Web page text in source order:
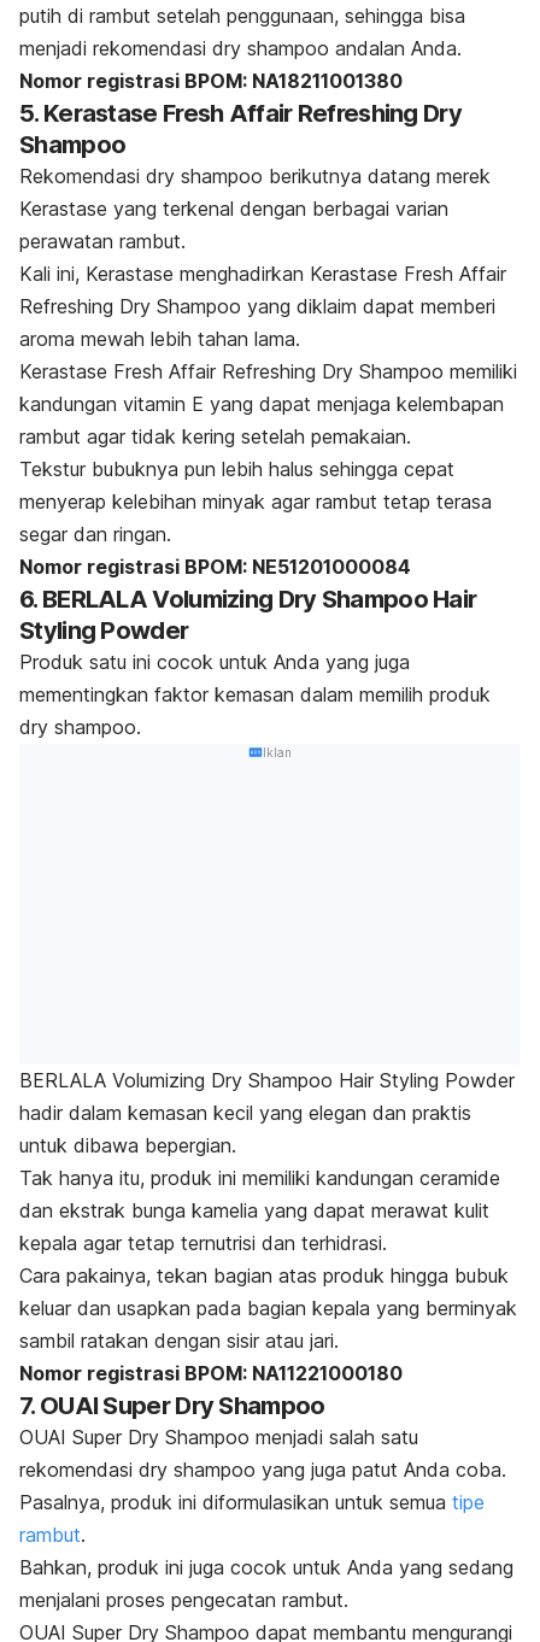
putih di rambut setelah penggunaan, sehingga bisa
menjadi rekomendasi dry shampoo andalan Anda.
Nomor registrasi BPOM: NA18211001380
5. Kerastase Fresh Affair Refreshing Dry
Shampoo
Rekomendasi dry shampoo berikutnya datang merek
Kerastase yang terkenal dengan berbagai varian
perawatan rambut.
Kali ini, Kerastase menghadirkan Kerastase Fresh Affair
Refreshing Dry Shampoo yang diklaim dapat memberi
aroma mewah lebih tahan lama.
Kerastase Fresh Affair Refreshing Dry Shampoo memiliki
kandungan vitamin E yang dapat menjaga kelembapan
rambut agar tidak kering setelah pemakaian.
Tekstur bubuknya pun lebih halus sehingga cepat
menyerap kelebihan minyak agar rambut tetap terasa
segar dan ringan.
Nomor registrasi BPOM: NE51201000084
6. BERLALA Volumizing Dry Shampoo Hair
Styling Powder
Produk satu ini cocok untuk Anda yang juga
mementingkan faktor kemasan dalam memilih produk
dry shampoo.
Iklan
BERLALA Volumizing Dry Shampoo Hair Styling Powder
hadir dalam kemasan kecil yang elegan dan praktis
untuk dibawa bepergian.
Tak hanya itu, produk ini memiliki kandungan ceramide
dan ekstrak bunga kamelia yang dapat merawat kulit
kepala agar tetap ternutrisi dan terhidrasi.
Cara pakainya, tekan bagian atas produk hingga bubuk
keluar dan usapkan pada bagian kepala yang berminyak
sambil ratakan dengan sisir atau jari.
Nomor registrasi BPOM: NA11221000180
7. OUAI Super Dry Shampoo
OUAI Super Dry Shampoo menjadi salah satu
rekomendasi dry shampoo yang juga patut Anda coba.
Pasalnya, produk ini diformulasikan untuk semua tipe
rambut.
Bahkan, produk ini juga cocok untuk Anda yang sedang
menjalani proses pengecatan rambut.
OUAI Super Dry Shampoo dapat membantu mengurangi